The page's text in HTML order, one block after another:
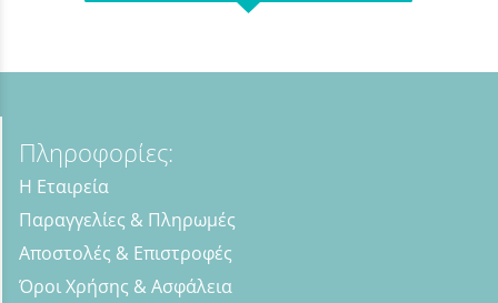
Πληροφορίες:
Η Εταιρεία
Παραγγελίες & Πληρωμές
Αποστολές & Επιστροφές
Όροι Χρήσης & Ασφάλεια